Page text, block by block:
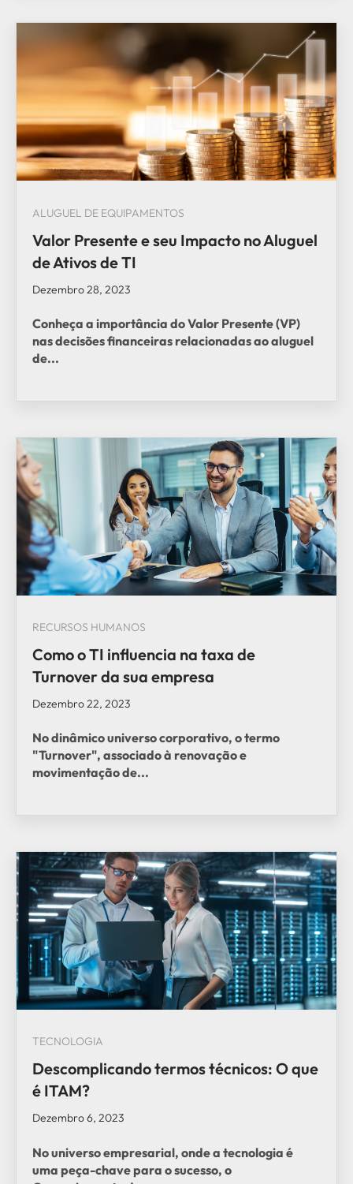
ALUGUEL DE EQUIPAMENTOS
Valor Presente e seu Impacto no Aluguel
de Ativos de TI
Dezembro 28, 2023
Conheça a importância do Valor Presente (VP)
nas decisões financeiras relacionadas ao aluguel
de...
RECURSOS HUMANOS
Como o TI influencia na taxa de
Turnover da sua empresa
Dezembro 22, 2023
No dinâmico universo corporativo, o termo
"Turnover", associado à renovação e
movimentação de...
TECNOLOGIA
Descomplicando termos técnicos: O que
é ITAM?
Dezembro 6, 2023
No universo empresarial, onde a tecnologia é
uma peça-chave para o sucesso, o